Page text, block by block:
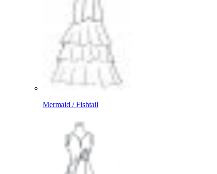
Mermaid / Fishtail